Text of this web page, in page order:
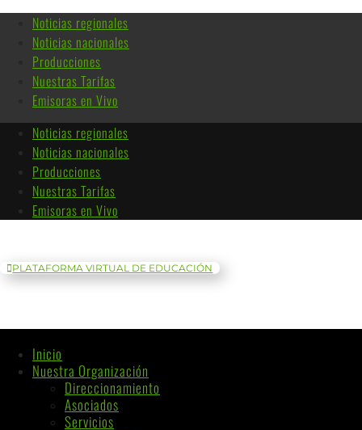
Noticias regionales
Noticias nacionales
Producciones
Nuestras Tarifas
Emisoras en Vivo
Noticias regionales
Noticias nacionales
Producciones
Nuestras Tarifas
Emisoras en Vivo
PLATAFORMA VIRTUAL DE EDUCACIÓN
Inicio
Nuestra Organización
Direccionamiento
Asociados
Servicios